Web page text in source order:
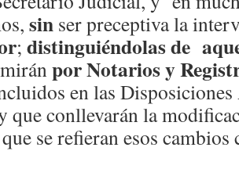
sin ser preceptiva la
; distinguiéndolas de
por Notarios y
en las
que conllevarán la
se refieran esos